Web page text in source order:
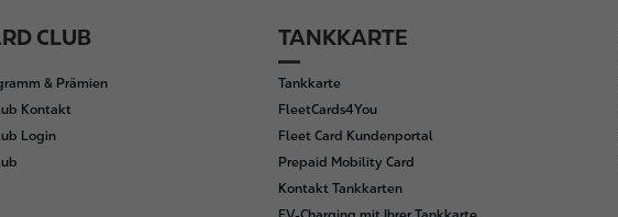
CLUB
& Prämien
Kontakt
Login
TANKKARTE
Tankkarte
FleetCards4You
Fleet Card Kundenportal
Prepaid Mobility Card
Kontakt Tankkarten